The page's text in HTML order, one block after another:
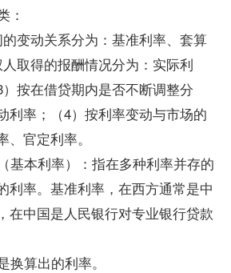
动关系分为：基准利率、套算
取得的报酬情况分为：实际利
按在借贷期内是否不断调整分
利率；（4）按利率变动与市场的
官定利率。
本利率）：指在多种利率并存的
利率。基准利率，在西方通常是中
在中国是人民银行对专业银行贷款
算出的利率。